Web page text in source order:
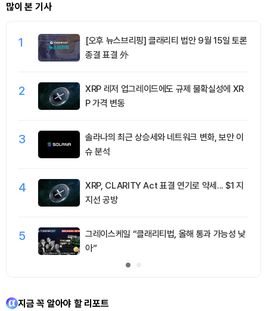
많이 본 기사
1
[오후 뉴스브리핑] 클래리티 법안 9월 15일 토론
종결 표결 外
2
XRP 레저 업그레이드에도 규제 불확실성에 XR
P 가격 변동
3
솔라나의 최근 상승세와 네트워크 변화, 보안 이
슈 분석
4
XRP, CLARITY Act 표결 연기로 약세... $1 지
지선 공방
5
그레이스케일 “클래리티법, 올해 통과 가능성 낮
아”
지금 꼭 알아야 할 리포트